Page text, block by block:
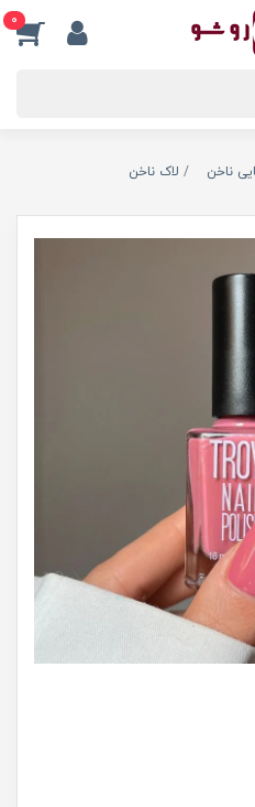
0
ناخن
لاک ناخن